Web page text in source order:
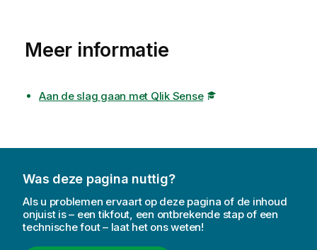
Meer informatie
Aan de slag gaan met Qlik Sense
Was deze pagina nuttig?
Als u problemen ervaart op deze pagina of de inhoud
onjuist is – een tikfout, een ontbrekende stap of een
technische fout – laat het ons weten!